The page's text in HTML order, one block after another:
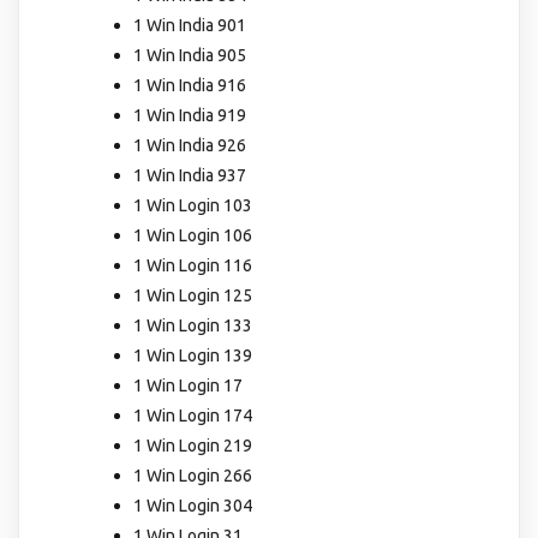
1 Win India 901
1 Win India 905
1 Win India 916
1 Win India 919
1 Win India 926
1 Win India 937
1 Win Login 103
1 Win Login 106
1 Win Login 116
1 Win Login 125
1 Win Login 133
1 Win Login 139
1 Win Login 17
1 Win Login 174
1 Win Login 219
1 Win Login 266
1 Win Login 304